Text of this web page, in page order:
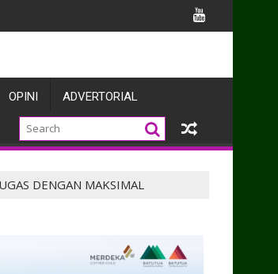
OPINI ADVERTORIAL
DENGAN MAKSIMAL